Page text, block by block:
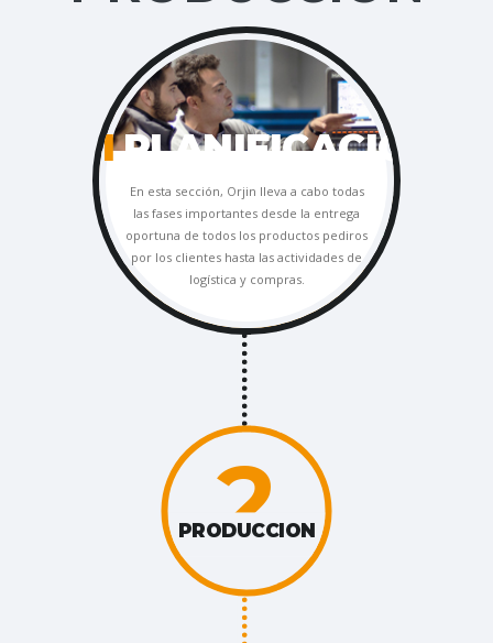
1PLANIFICACIÓN
En esta sección, Orjin lleva a cabo todas
las fases importantes desde la entrega
oportuna de todos los productos pediros
por los clientes hasta las actividades de
logística y compras.
2
PRODUCCION